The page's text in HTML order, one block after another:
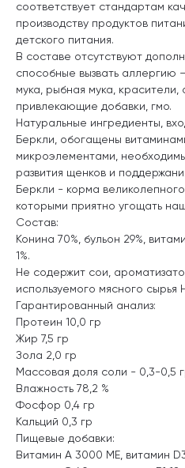
соответствует стандартам
производству продуктов
детского питания.
В составе отсутствуют
способные вызвать аллергию
мука, рыбная мука, красители,
привлекающие добавки, гмо.
Натуральные ингредиенты,
Беркли, обогащены
микроэлементами,
развития щенков и
Беркли - корма великолепного
которыми приятно угощать
Состав:
Конина 70%, бульон 29%,
1%.
Не содержит сои,
используемого мясного сырья
Гарантированный анализ:
Протеин 10,0 гр
Жир 7,5 гр
Зола 2,0 гр
Массовая доля соли - 0,3-0,5
Влажность 78,2 %
Фосфор 0,4 гр
Кальций 0,3 гр
Пищевые добавки:
Витамин А 3000 МЕ, витамин